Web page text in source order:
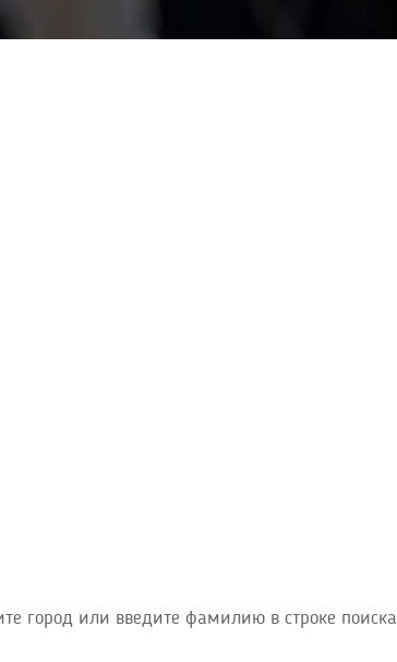
город или введите фамилию в строке поиска